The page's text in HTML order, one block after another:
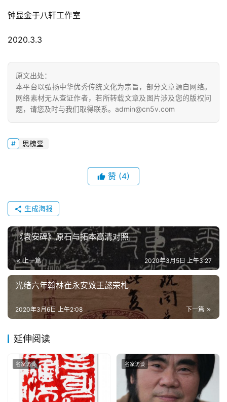
繁
字
例
钟显金于八轩工作室
2020.3.3
原文出处：
本平台以弘扬中华优秀传统文化为宗旨，部分文章源自网络。
网络素材无从查证作者，若所转载文章及图片涉及您的版权问
题，请您及时与我们取得联系。admin@cn5v.com
思槐堂
赞 (4)
生成海报
《袁安碑》原石与拓本高清对照
上一篇 2020年3月5日 上午3:27
光绪六年翰林崔永安致王懿荣札
下一篇
2020年3月6日 上午2:08
延伸阅读
名家访谈 名家访谈